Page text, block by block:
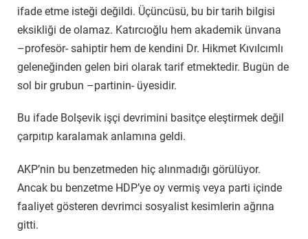
ifade etme isteği değildi. Üçüncüsü, bu bir tarih bilgisi
eksikliği de olamaz. Katırcıoğlu hem akademik ünvana
–profesör- sahiptir hem de kendini Dr. Hikmet Kıvılcımlı
geleneğinden gelen biri olarak tarif etmektedir. Bugün de
sol bir grubun –partinin- üyesidir.
Bu ifade Bolşevik işçi devrimini basitçe eleştirmek değil
çarpıtıp karalamak anlamına geldi.
AKP’nin bu benzetmeden hiç alınmadığı görülüyor.
Ancak bu benzetme HDP’ye oy vermiş veya parti içinde
faaliyet gösteren devrimci sosyalist kesimlerin ağrına
gitti.